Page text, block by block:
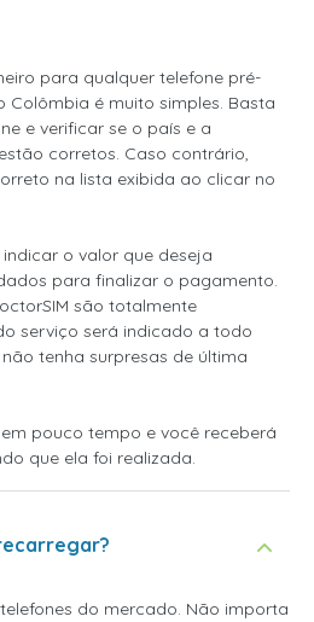
para qualquer telefone pré-
Colômbia é muito simples. Basta
e verificar se o país e a
corretos. Caso contrário,
na lista exibida ao clicar no
o valor que deseja
para finalizar o pagamento.
são totalmente
serviço será indicado a todo
tenha surpresas de última
pouco tempo e você receberá
que ela foi realizada.
do mercado. Não importa